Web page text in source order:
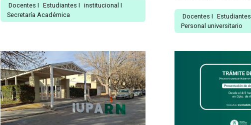
Docentes I Estudiantes I institucional I
Secretaría Académica
Docentes I Estudiantes
Personal universitario